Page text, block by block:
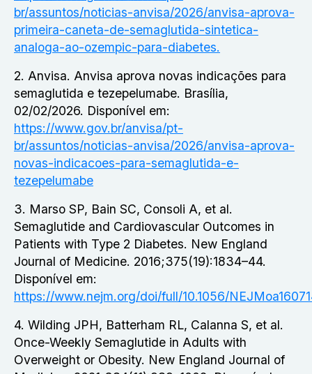
br/assuntos/noticias-anvisa/2026/anvisa-aprova-
primeira-caneta-de-semaglutida-sintetica-
analoga-ao-ozempic-para-diabetes.
2. Anvisa. Anvisa aprova novas indicações para
semaglutida e tezepelumabe. Brasília,
02/02/2026. Disponível em:
https://www.gov.br/anvisa/pt-
br/assuntos/noticias-anvisa/2026/anvisa-aprova-
novas-indicacoes-para-semaglutida-e-
tezepelumabe
3. Marso SP, Bain SC, Consoli A, et al.
Semaglutide and Cardiovascular Outcomes in
Patients with Type 2 Diabetes. New England
Journal of Medicine. 2016;375(19):1834–44.
Disponível em:
https://www.nejm.org/doi/full/10.1056/
4. Wilding JPH, Batterham RL, Calanna S, et al.
Once-Weekly Semaglutide in Adults with
Overweight or Obesity. New England Journal of